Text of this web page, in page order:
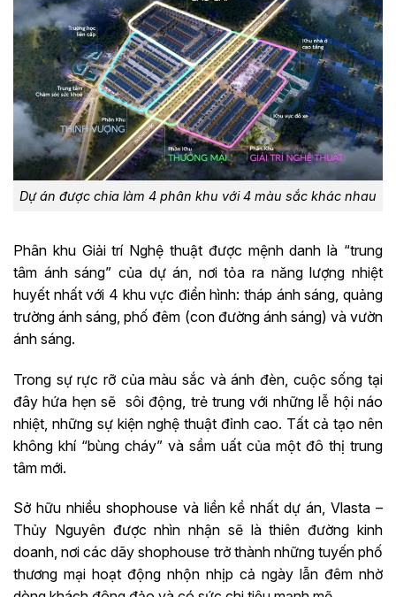
Dự án được chia làm 4 phân khu với 4 màu sắc khác nhau
Phân khu Giải trí Nghệ thuật được mệnh danh là “trung
tâm ánh sáng” của dự án, nơi tỏa ra năng lượng nhiệt
huyết nhất với 4 khu vực điển hình: tháp ánh sáng, quảng
trường ánh sáng, phố đêm (con đường ánh sáng) và vườn
ánh sáng.
Trong sự rực rỡ của màu sắc và ánh đèn, cuộc sống tại
đây hứa hẹn sẽ sôi động, trẻ trung với những lễ hội náo
nhiệt, những sự kiện nghệ thuật đỉnh cao. Tất cả tạo nên
không khí “bùng cháy” và sầm uất của một đô thị trung
tâm mới.
Sở hữu nhiều shophouse và liền kề nhất dự án, Vlasta –
Thủy Nguyên được nhìn nhận sẽ là thiên đường kinh
doanh, nơi các dãy shophouse trở thành những tuyến phố
thương mại hoạt động nhộn nhịp cả ngày lẫn đêm nhờ